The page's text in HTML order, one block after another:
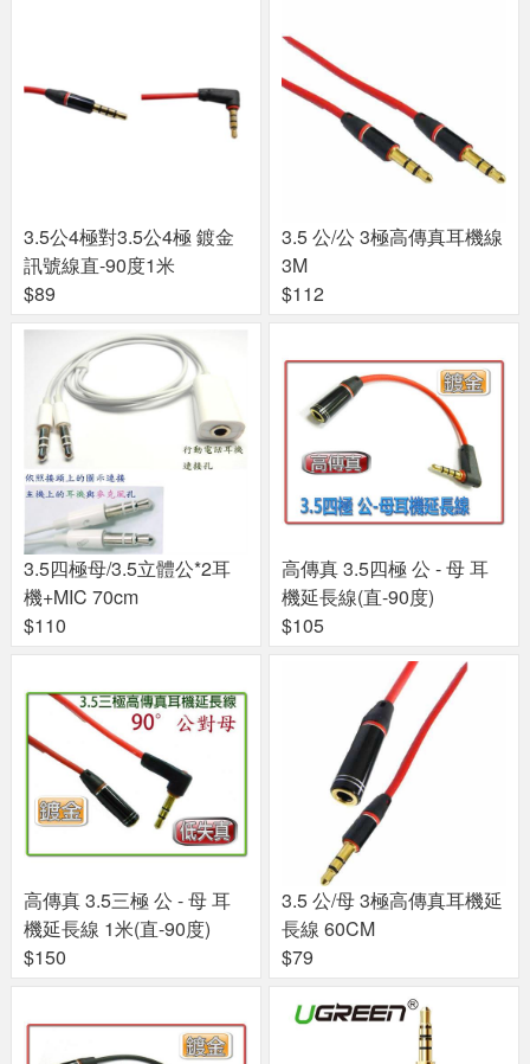
3.5公4極對3.5公4極 鍍金
訊號線直-90度1米
$89
3.5 公/公 3極高傳真耳機線
3M
$112
3.5四極母/3.5立體公*2耳
機+MIC 70cm
$110
高傳真 3.5四極 公 - 母 耳
機延長線(直-90度)
$105
高傳真 3.5三極 公 - 母 耳
機延長線 1米(直-90度)
$150
3.5 公/母 3極高傳真耳機延
長線 60CM
$79